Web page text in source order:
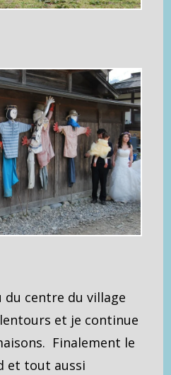
du centre du village
et je continue
Finalement le
et tout aussi